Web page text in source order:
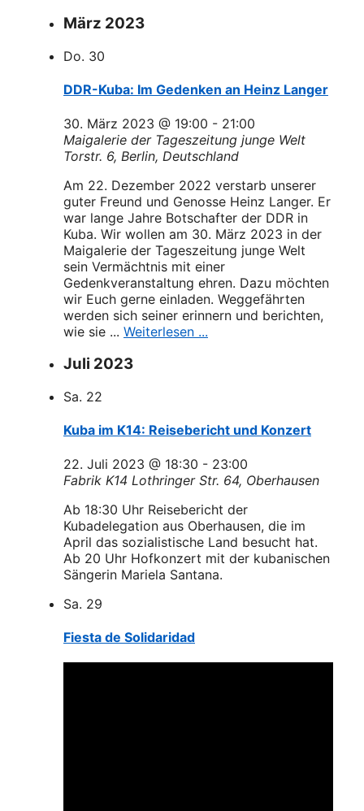
März 2023
Do. 30
DDR-Kuba: Im Gedenken an Heinz Langer
30. März 2023 @ 19:00 - 21:00
Maigalerie der Tageszeitung junge Welt
Torstr. 6, Berlin, Deutschland
Am 22. Dezember 2022 verstarb unserer
guter Freund und Genosse Heinz Langer. Er
war lange Jahre Botschafter der DDR in
Kuba. Wir wollen am 30. März 2023 in der
Maigalerie der Tageszeitung junge Welt
sein Vermächtnis mit einer
Gedenkveranstaltung ehren. Dazu möchten
wir Euch gerne einladen. Weggefährten
werden sich seiner erinnern und berichten,
wie sie ... Weiterlesen ...
Juli 2023
Sa. 22
Kuba im K14: Reisebericht und Konzert
22. Juli 2023 @ 18:30 - 23:00
Fabrik K14 Lothringer Str. 64, Oberhausen
Ab 18:30 Uhr Reisebericht der
Kubadelegation aus Oberhausen, die im
April das sozialistische Land besucht hat.
Ab 20 Uhr Hofkonzert mit der kubanischen
Sängerin Mariela Santana.
Sa. 29
Fiesta de Solidaridad